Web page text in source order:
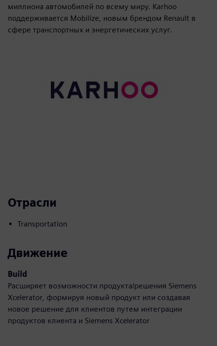
миллиона автомобилей по всему миру. Karhoo
поддерживается Mobilize, новым брендом Renault в
сфере транспортных и энергетических услуг.
Отрасли
Transportation
Движение
Build
Расширяет возможности продукта/решения Siemens
Xcelerator, формируя новый продукт или создавая
новое решение для клиентов путем интеграции
продуктов клиента и Siemens Xcelerator